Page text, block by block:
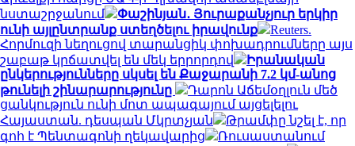
նստաշրջանում
Փաշինյան․ Յուրաքանչյուր երկիր
ունի այլընտրանք ստեղծելու իրավունք
Reuters.
Հորմուզի նեղուցով տարանցիկ փոխադրումները այս
շաբաթ կրճատվել են մեկ երրորդով
Իրանական
ընկերությունները սկսել են Քաջարանի 7.2 կմ-անոց
թունելի շինարարությունը
Դարոն Աճեմօղլուն մեծ
ցանկություն ունի մոտ ապագայում այցելելու
Հայաստան. դեսպան Մկրտչյան
Թրամփը նշել է, որ
գոհ է Պենտագոնի ղեկավարից
Ռուսաստանում